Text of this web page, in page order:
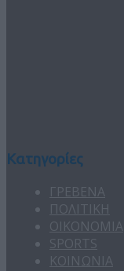
Κατηγορίες
ΓΡΕΒΕΝΑ
ΠΟΛΙΤΙΚΗ
ΟΙΚΟΝΟΜΙΑ
SPORTS
ΚΟΙΝΩΝΙΑ